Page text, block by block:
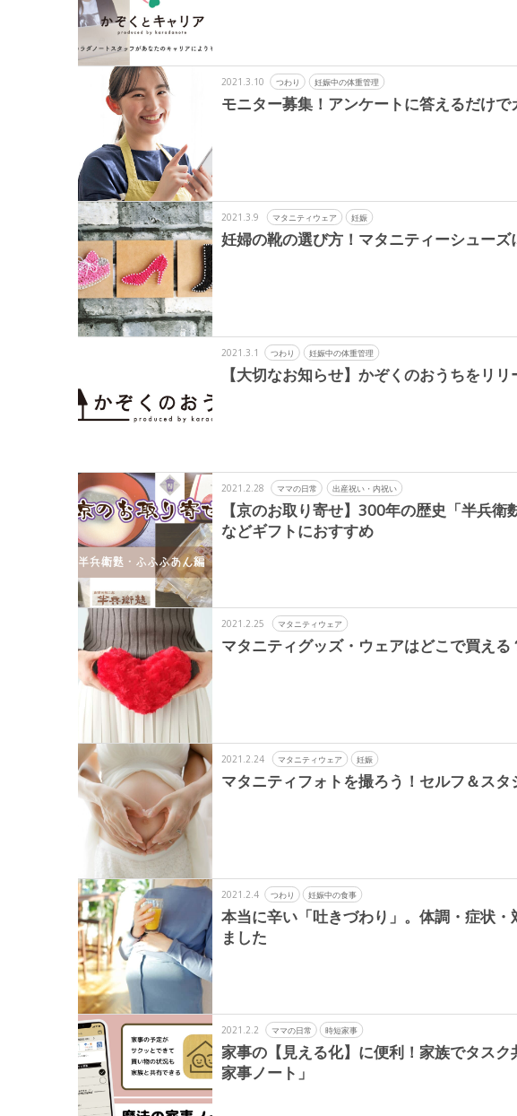
2021.3.10 つわり 妊娠中の体重管理
モニター募集！アンケートに答えるだけで
2021.3.9 マタニティウェア 妊娠
妊婦の靴の選び方！マタニティーシューズ
2021.3.1 つわり 妊娠中の体重管理
【大切なお知らせ】かぞくのおうちをリ
2021.2.28 ママの日常 出産祝い・内祝い
【京のお取り寄せ】300年の歴史「半兵
などギフトにおすすめ
2021.2.25 マタニティウェア
マタニティグッズ・ウェアはどこで買え
2021.2.24 マタニティウェア 妊娠
マタニティフォトを撮ろう！セルフ＆ス
2021.2.4 つわり 妊娠中の食事
本当に辛い「吐きづわり」。体調・症状
ました
2021.2.2 ママの日常 時短家事
家事の【見える化】に便利！家族でタス
家事ノート」